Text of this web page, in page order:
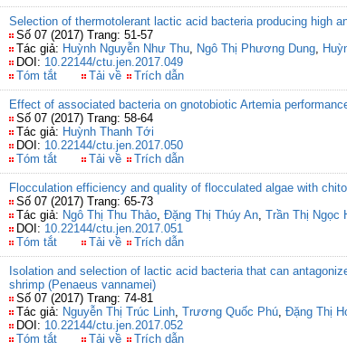
Selection of thermotolerant lactic acid bacteria producing high
Số 07 (2017) Trang: 51-57
Tác giả: Huỳnh Nguyễn Như Thu, Ngô Thị Phương Dung,
DOI: 10.22144/ctu.jen.2017.049
Tóm tắt
Tải về Trích dẫn
Effect of associated bacteria on gnotobiotic Artemia
Số 07 (2017) Trang: 58-64
Tác giả: Huỳnh Thanh Tới
DOI: 10.22144/ctu.jen.2017.050
Tóm tắt
Tải về Trích dẫn
Flocculation efficiency and quality of flocculated algae with
Số 07 (2017) Trang: 65-73
Tác giả: Ngô Thị Thu Thảo, Đặng Thị Thúy An, Trần Thị Ngọc
DOI: 10.22144/ctu.jen.2017.051
Tóm tắt
Tải về Trích dẫn
Isolation and selection of lactic acid bacteria that can
shrimp (Penaeus vannamei)
Số 07 (2017) Trang: 74-81
Tác giả: Nguyễn Thị Trúc Linh, Trương Quốc Phú, Đặng Thị
DOI: 10.22144/ctu.jen.2017.052
Tóm tắt
Tải về Trích dẫn